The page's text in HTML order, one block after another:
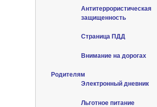
Антитеррористическая
защищенность
Страница ПДД
Внимание на дорогах
Родителям
Электронный дневник
Льготное питание